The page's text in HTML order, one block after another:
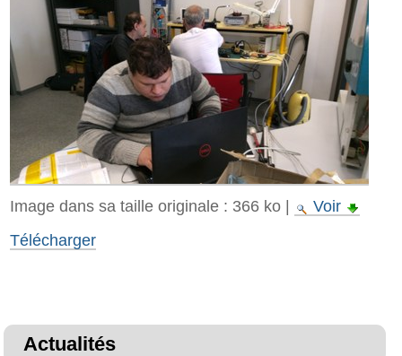
Image dans sa taille originale : 366 ko|
Voir
Télécharger
Actualités